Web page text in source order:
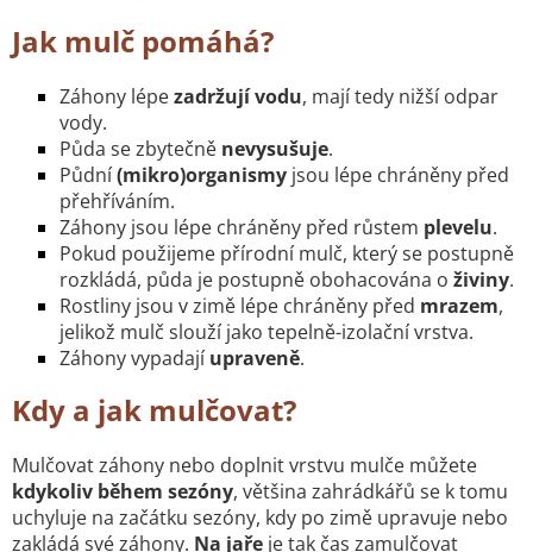
Jak mulč pomáhá?
Záhony lépezadržujívodu, mají tedy nižší odpar
vody.
Půda se zbytečně nevysušuje.
Půdní(mikro)organismy jsou lépe chráněny před
přehříváním.
Záhony jsou lépe chráněny před růstem plevelu.
Pokud použijeme přírodní mulč, který se postupně
rozkládá, půda je postupně obohacována o živiny.
Rostliny jsou v zimě lépe chráněny před mrazem,
jelikož mulč slouží jako tepelně-izolační vrstva.
Záhony vypadajíupraveně.
Kdy a jak mulčovat?
Mulčovat záhony nebo doplnit vrstvu mulče můžete
kdykoliv během sezóny, většina zahrádkářů se k tomu
uchyluje na začátku sezóny, kdy po zimě upravuje nebo
zakládá své záhony. Na jaře je tak čas zamulčovat